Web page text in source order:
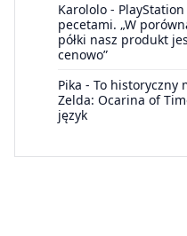
Karololo -
pecetami. „W
półki nasz produkt
cenowo”
Pika - To historyczny
Zelda: Ocarina of
język